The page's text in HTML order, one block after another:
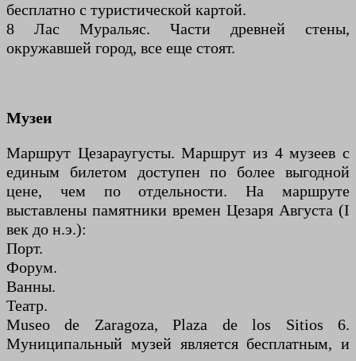
бесплатно с туристической картой.
8 Лас Муральяс. Части древней стены,
окружавшей город, все еще стоят.
Музеи
Маршрут Цезараугусты. Маршрут из 4 музеев с
единым билетом доступен по более выгодной
цене, чем по отдельности. На маршруте
выставлены памятники времен Цезаря Августа (I
век до н.э.):
Порт.
Форум.
Ванны.
Театр.
Museo de Zaragoza, Plaza de los Sitios 6.
Муниципальный музей является бесплатным, и